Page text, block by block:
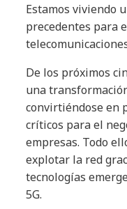
Estamos viviendo
precedentes para
De los próximos
una
convirtiéndose en
críticos para el
empresas. Todo
explotar la red
tecnologías
5G.